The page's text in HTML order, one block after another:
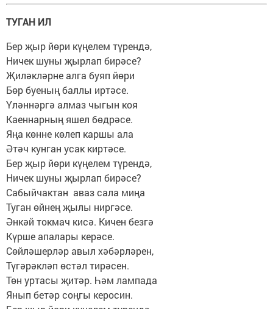
ТУГАН ИЛ
Бер җыр йөри күңелем түрендә,
Ничек шуны җырлап бирәсе?
Җиләкләрне алга буяп йөри
Бөр буеның баллы иртәсе.
Үләннәргә алмаз чыгын коя
Каеннарның яшел бөдрәсе.
Яңа көнне көлеп каршы ала
Әтәч кунган усак киртәсе.
Бер җыр йөри күңелем түрендә,
Ничек шуны җырлап бирәсе?
Сабыйчактан аваз сала миңа
Туган өйнең җылы ниргәсе.
Әнкәй токмач кисә. Кичен безгә
Күрше апалары керәсе.
Сөйләшерләр авыл хәбәрләрен,
Түгәрәкләп өстәл тирәсен.
Төн уртасы җитәр. Һәм лампада
Янып бетәр соңгы керосин.